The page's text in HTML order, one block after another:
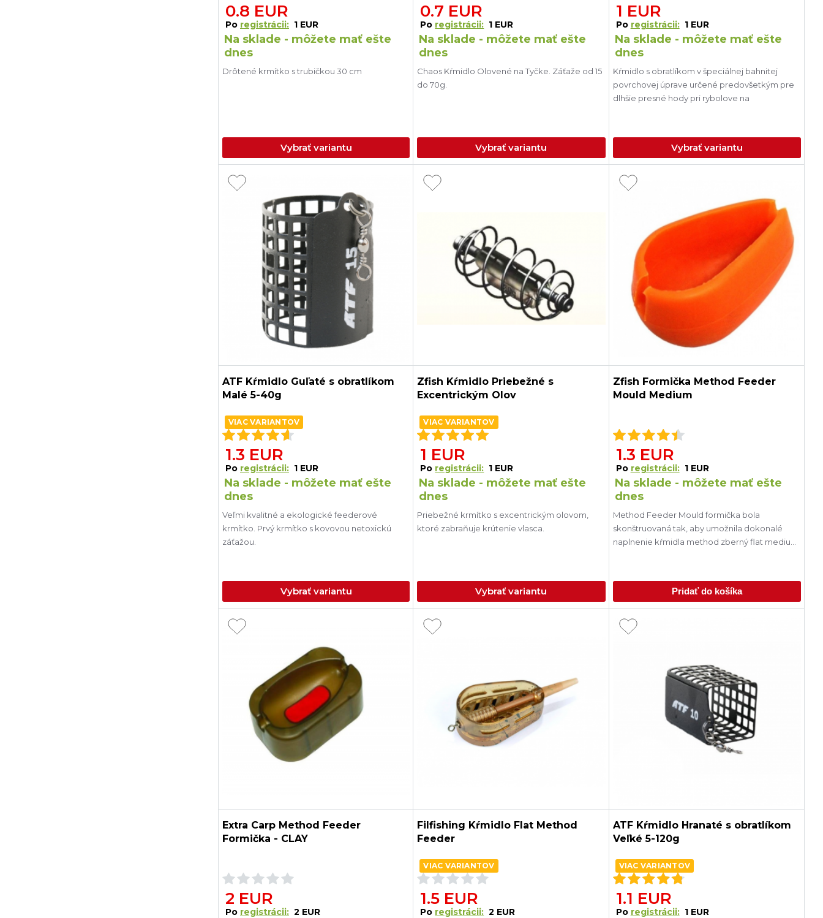
0.8 EUR
Po registrácii: 1 EUR
Na sklade - môžete mať ešte
dnes
Drôtené krmítko s trubičkou 30 cm
Vybrať variantu
0.7 EUR
Po registrácii: 1 EUR
Na sklade - môžete mať ešte
dnes
Chaos Kŕmidlo Olovené na Tyčke. Záťaže od 15
do 70g.
Vybrať variantu
1 EUR
Po registrácii: 1 EUR
Na sklade - môžete mať ešte
dnes
Kŕmidlo s obratlíkom v špeciálnej bahnitej
povrchovej úprave určené predovšetkým pre
dlhšie presné hody pri rybolove na
Vybrať variantu
ATF Kŕmidlo Guľaté s obratlíkom
Malé 5-40g
VIAC VARIANTOV
1.3 EUR
Po registrácii: 1 EUR
Na sklade - môžete mať ešte
dnes
Veľmi kvalitné a ekologické feederové
krmítko. Prvý krmítko s kovovou netoxickú
záťažou.
Vybrať variantu
Zfish Kŕmidlo Priebežné s
Excentrickým Olov
VIAC VARIANTOV
1 EUR
Po registrácii: 1 EUR
Na sklade - môžete mať ešte
dnes
Priebežné krmítko s excentrickým olovom,
ktoré zabraňuje krútenie vlasca.
Vybrať variantu
Zfish Formička Method Feeder
Mould Medium
1.3 EUR
Po registrácii: 1 EUR
Na sklade - môžete mať ešte
dnes
Method Feeder Mould formička bola
skonštruovaná tak, aby umožnila dokonalé
naplnenie kŕmidla method zberný flat medium
Pridať do košíka
Extra Carp Method Feeder
Formička - CLAY
2 EUR
Po registrácii: 2 EUR
Filfishing Kŕmidlo Flat Method
Feeder
VIAC VARIANTOV
1.5 EUR
Po registrácii: 2 EUR
ATF Kŕmidlo Hranaté s obratlíkom
Veľké 5-120g
VIAC VARIANTOV
1.1 EUR
Po registrácii: 1 EUR